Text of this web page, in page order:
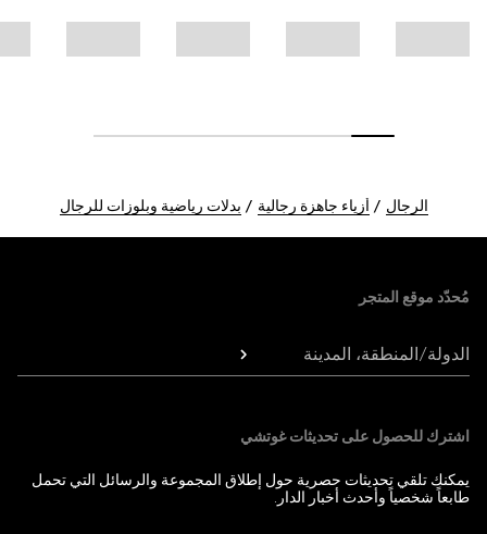
الرجال أزياء جاهزة رجالية بدلات رياضية وبلوزات للرجال
مُحدّد موقع المتجر
الدولة/المنطقة، المدينة
اشترك للحصول على تحديثات غوتشي
يمكنك تلقي تحديثات حصرية حول إطلاق المجموعة والرسائل التي تحمل
طابعاً شخصياً وأحدث أخبار الدار.